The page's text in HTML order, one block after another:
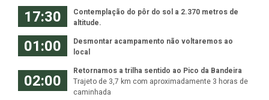
17:30
Contemplação do pôr do sol a 2.370 metros de
altitude.
01:00
Desmontar acampamento não voltaremos ao
local
02:00
Retornamos a trilha sentido ao Pico da Bandeira
Trajeto de 3,7 km com aproximadamente 3 horas de
caminhada